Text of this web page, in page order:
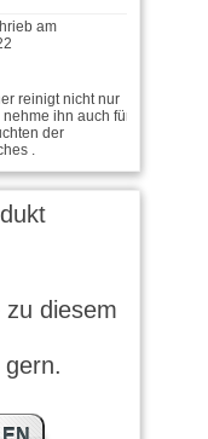
am
reinigt nicht nur
ihn auch für
der
.
zu diesem